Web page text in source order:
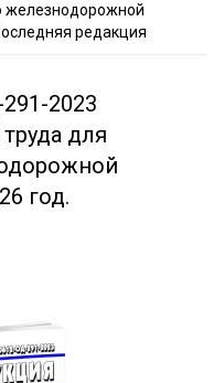
железнодорожной
редакция
2023
для
год.